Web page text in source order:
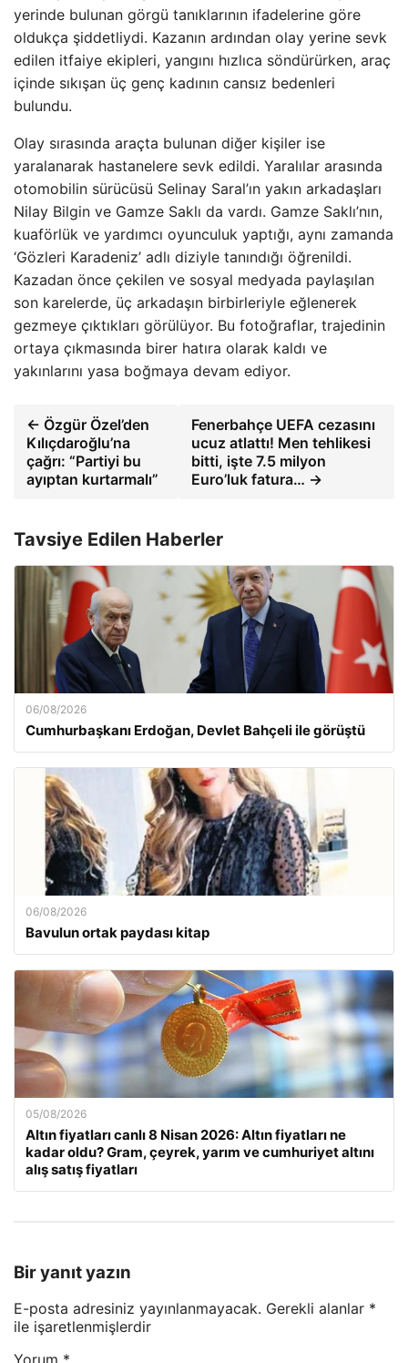
yerinde bulunan görgü tanıklarının ifadelerine göre
oldukça şiddetliydi. Kazanın ardından olay yerine sevk
edilen itfaiye ekipleri, yangını hızlıca söndürürken, araç
içinde sıkışan üç genç kadının cansız bedenleri
bulundu.
Olay sırasında araçta bulunan diğer kişiler ise
yaralanarak hastanelere sevk edildi. Yaralılar arasında
otomobilin sürücüsü Selinay Saral’ın yakın arkadaşları
Nilay Bilgin ve Gamze Saklı da vardı. Gamze Saklı’nın,
kuaförlük ve yardımcı oyunculuk yaptığı, aynı zamanda
‘Gözleri Karadeniz’ adlı diziyle tanındığı öğrenildi.
Kazadan önce çekilen ve sosyal medyada paylaşılan
son karelerde, üç arkadaşın birbirleriyle eğlenerek
gezmeye çıktıkları görülüyor. Bu fotoğraflar, trajedinin
ortaya çıkmasında birer hatıra olarak kaldı ve
yakınlarını yasa boğmaya devam ediyor.
← Özgür Özel’den
Kılıçdaroğlu’na
çağrı: “Partiyi bu
ayıptan kurtarmalı”
Fenerbahçe UEFA cezasını
ucuz atlattı! Men tehlikesi
bitti, işte 7.5 milyon
Euro’luk fatura… →
Tavsiye Edilen Haberler
06/08/2026
Cumhurbaşkanı Erdoğan, Devlet Bahçeli ile görüştü
06/08/2026
Bavulun ortak paydası kitap
05/08/2026
Altın fiyatları canlı 8 Nisan 2026: Altın fiyatları ne
kadar oldu? Gram, çeyrek, yarım ve cumhuriyet altını
alış satış fiyatları
Bir yanıt yazın
E-posta adresiniz yayınlanmayacak. Gerekli alanlar *
ile işaretlenmişlerdir